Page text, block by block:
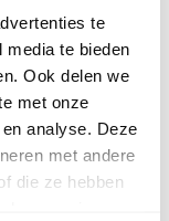
te
te bieden
Ook delen we
met onze
analyse. Deze
met andere
die ze hebben
(NIOO-
300
één van de
Koninklijke